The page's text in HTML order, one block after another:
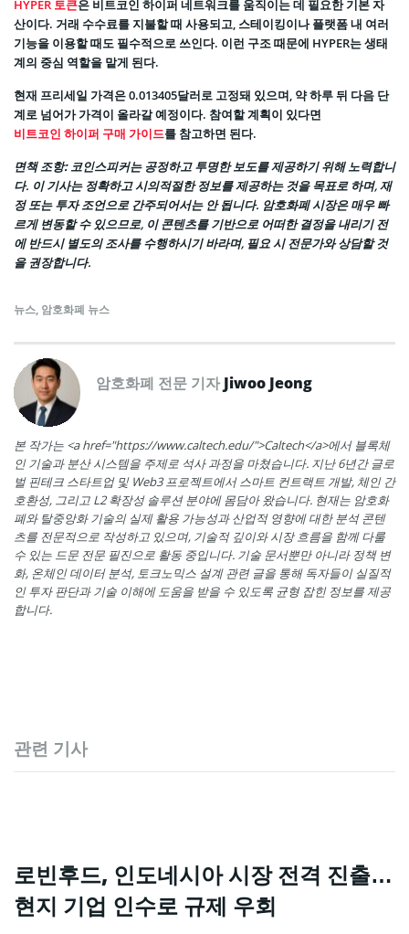
HYPER 토큰은 비트코인 하이퍼 네트워크를 움직이는 데 필요한 기본 자
산이다. 거래 수수료를 지불할 때 사용되고, 스테이킹이나 플랫폼 내 여러
기능을 이용할 때도 필수적으로 쓰인다. 이런 구조 때문에 HYPER는 생태
계의 중심 역할을 맡게 된다.
현재 프리세일 가격은 0.013405달러로 고정돼 있으며, 약 하루 뒤 다음 단
계로 넘어가 가격이 올라갈 예정이다. 참여할 계획이 있다면
비트코인 하이퍼 구매 가이드를 참고하면 된다.
면책 조항:코인스피커는 공정하고 투명한 보도를 제공하기 위해 노력합니
다. 이 기사는 정확하고 시의적절한 정보를 제공하는 것을 목표로 하며, 재
정 또는 투자 조언으로 간주되어서는 안 됩니다. 암호화폐 시장은 매우 빠
르게 변동할 수 있으므로, 이 콘텐츠를 기반으로 어떠한 결정을 내리기 전
에 반드시 별도의 조사를 수행하시기 바라며, 필요 시 전문가와 상담할 것
을 권장합니다.
뉴스, 암호화폐 뉴스
암호화폐 전문 기자Jiwoo Jeong
본 작가는 <a href="https://www.caltech.edu/">Caltech</a>에서 블록체
인 기술과 분산 시스템을 주제로 석사 과정을 마쳤습니다. 지난 6년간 글로
벌 핀테크 스타트업 및 Web3 프로젝트에서 스마트 컨트랙트 개발, 체인 간
호환성, 그리고 L2 확장성 솔루션 분야에 몸담아 왔습니다. 현재는 암호화
폐와 탈중앙화 기술의 실제 활용 가능성과 산업적 영향에 대한 분석 콘텐
츠를 전문적으로 작성하고 있으며, 기술적 깊이와 시장 흐름을 함께 다룰
수 있는 드문 전문 필진으로 활동 중입니다. 기술 문서뿐만 아니라 정책 변
화, 온체인 데이터 분석, 토크노믹스 설계 관련 글을 통해 독자들이 실질적
인 투자 판단과 기술 이해에 도움을 받을 수 있도록 균형 잡힌 정보를 제공
합니다.
관련 기사
로빈후드, 인도네시아 시장 전격 진출…
현지 기업 인수로 규제 우회